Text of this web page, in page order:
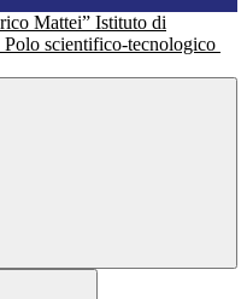
Istituto di
Polo scientifico-tecnologico